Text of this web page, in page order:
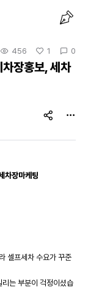
456 1 0
장홍보, 세차
차장마케팅
셀프세차 수요가 꾸준
는 부분이 걱정이셨습